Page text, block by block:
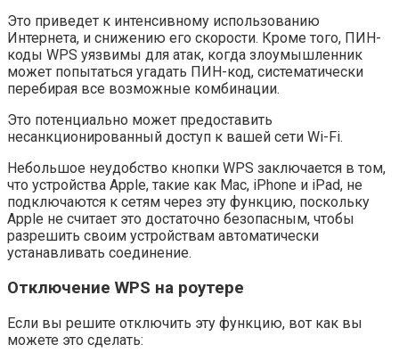
Это приведет к интенсивному использованию
Интернета, и снижению его скорости. Кроме того, ПИН-
коды WPS уязвимы для атак, когда злоумышленник
может попытаться угадать ПИН-код, систематически
перебирая все возможные комбинации.
Это потенциально может предоставить
несанкционированный доступ к вашей сети Wi-Fi.
Небольшое неудобство кнопки WPS заключается в том,
что устройства Apple, такие как Mac, iPhone и iPad, не
подключаются к сетям через эту функцию, поскольку
Apple не считает это достаточно безопасным, чтобы
разрешить своим устройствам автоматически
устанавливать соединение.
Отключение WPS на роутере
Если вы решите отключить эту функцию, вот как вы
можете это сделать: